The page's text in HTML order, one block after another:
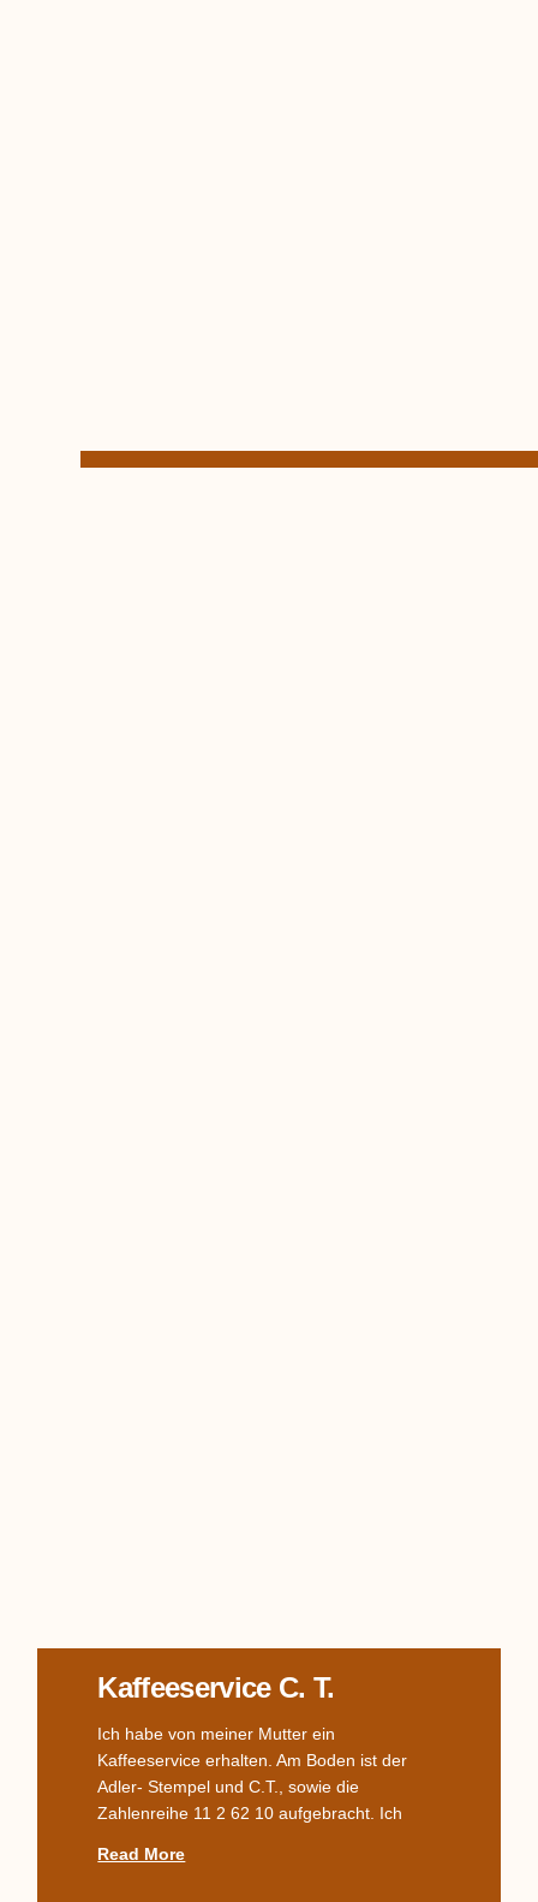
Kaffeeservice C. T.
Ich habe von meiner Mutter ein
Kaffeeservice erhalten. Am Boden ist der
Adler- Stempel und C.T., sowie die
Zahlenreihe 11 2 62 10 aufgebracht. Ich
Read More